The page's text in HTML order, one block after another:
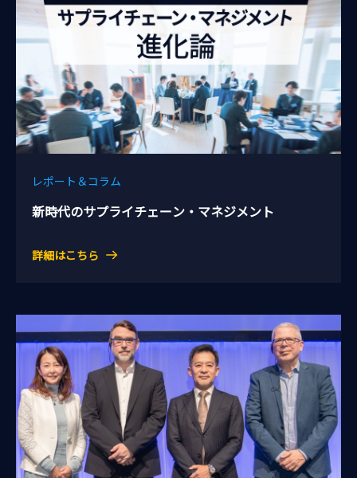
レポート＆コラム
新時代のサプライチェーン・マネジメント
詳細はこちら